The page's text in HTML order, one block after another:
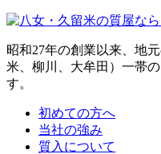
昭和27年の創業以来、地
米、柳川、大牟田）一帯
す。
初めての方へ
当社の強み
質入について